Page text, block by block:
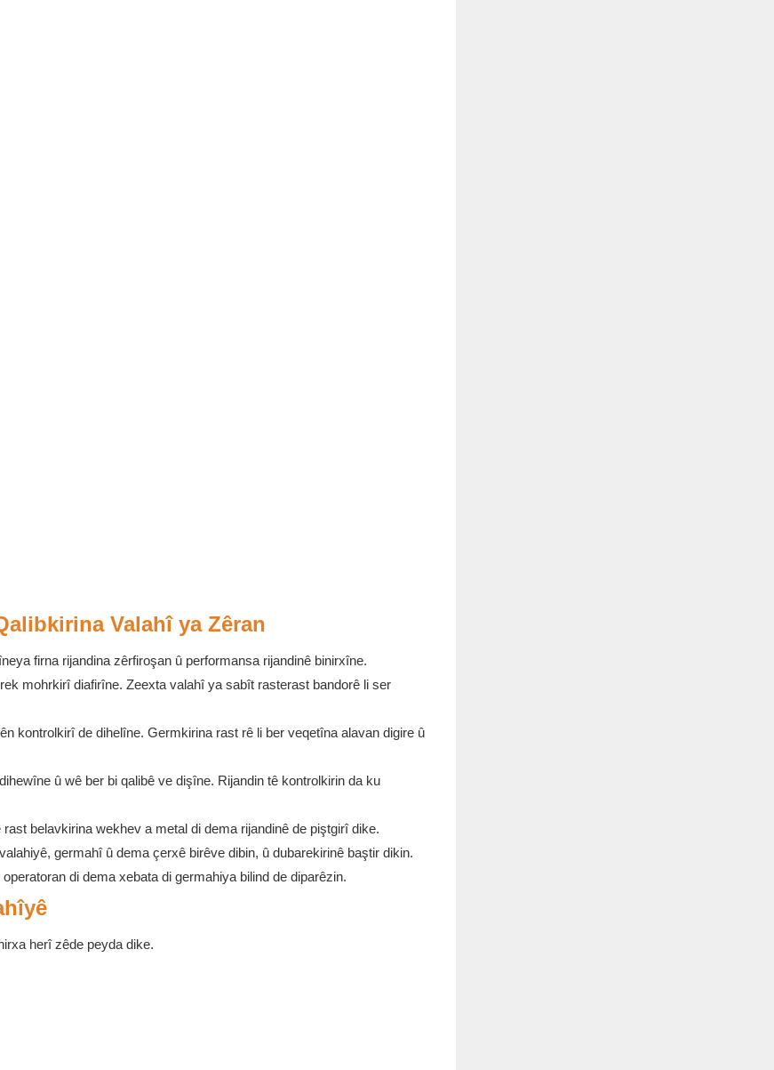
Valahî ya Zêran
firna rijandina zêrfiroşan û performansa rijandinê binirxîne.
mohrkirî diafirîne. Zeexta valahî ya sabît rasterast bandorê li ser
kontrolkirî de dihelîne. Germkirina rast rê li ber veqetîna alavan digire û
û wê ber bi qalibê ve dişîne. Rijandin tê kontrolkirin da ku
belavkirina wekhev a metal di dema rijandinê de piştgirî dike.
germahî û dema çerxê birêve dibin, û dubarekirinê baştir dikin.
di dema xebata di germahiya bilind de diparêzin.
herî zêde peyda dike.